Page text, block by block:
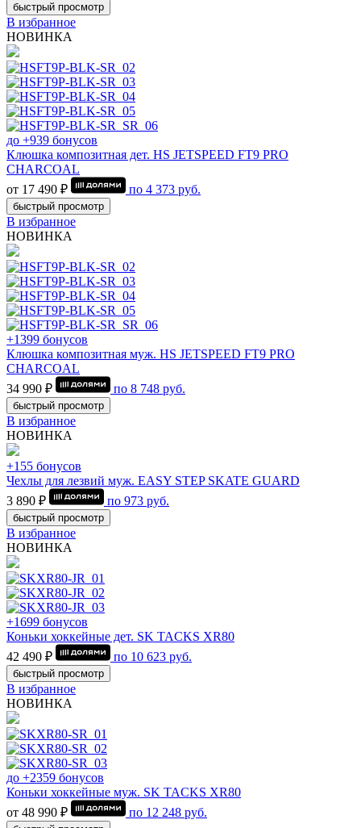
быстрый просмотр
В избранное
НОВИНКА
до +939 бонусов
Клюшка композитная дет. HS JETSPEED FT9 PRO
CHARCOAL
от 17 490 ₽
по 4 373 руб.
быстрый просмотр
В избранное
НОВИНКА
+1399 бонусов
Клюшка композитная муж. HS JETSPEED FT9 PRO
CHARCOAL
34 990 ₽
по 8 748 руб.
быстрый просмотр
В избранное
НОВИНКА
+155 бонусов
Чехлы для лезвий муж. EASY STEP SKATE GUARD
3 890 ₽
по 973 руб.
быстрый просмотр
В избранное
НОВИНКА
+1699 бонусов
Коньки хоккейные дет. SK TACKS XR80
42 490 ₽
по 10 623 руб.
быстрый просмотр
В избранное
НОВИНКА
до +2359 бонусов
Коньки хоккейные муж. SK TACKS XR80
от 48 990 ₽
по 12 248 руб.